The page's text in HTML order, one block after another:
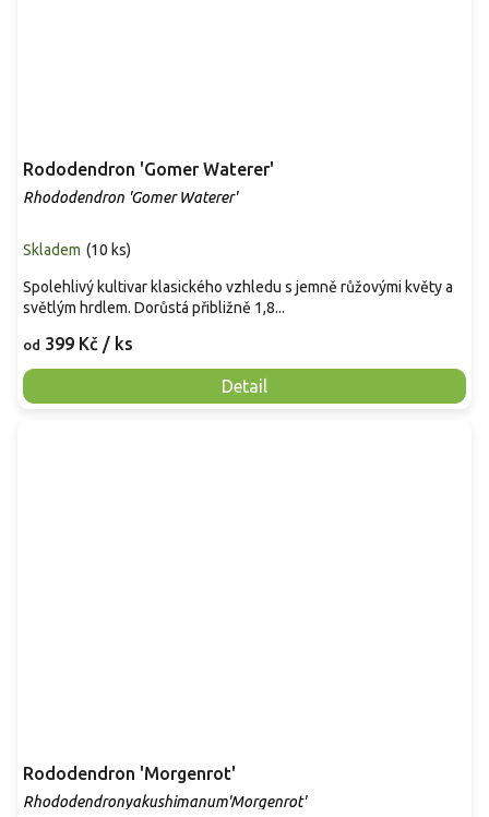
Rododendron 'Gomer Waterer'
Rhododendron 'Gomer Waterer'
Skladem (10 ks)
od 399 Kč / ks
Detail
Spolehlivý kultivar klasického vzhledu s jemně růžovými květy a
světlým hrdlem. Dorůstá přibližně 1,8...
Rododendron 'Morgenrot'
Rhododendronyakushimanum'Morgenrot'